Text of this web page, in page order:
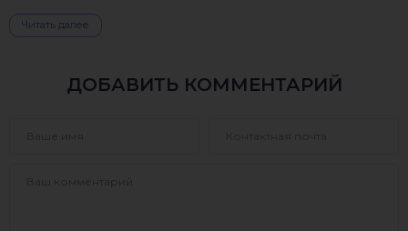
Читать далее
ДОБАВИТЬ КОММЕНТАРИЙ